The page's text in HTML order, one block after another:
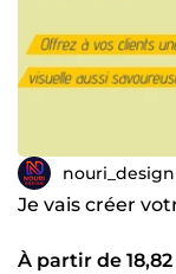
nouri_design
Je vais créer
À partir de 18,82